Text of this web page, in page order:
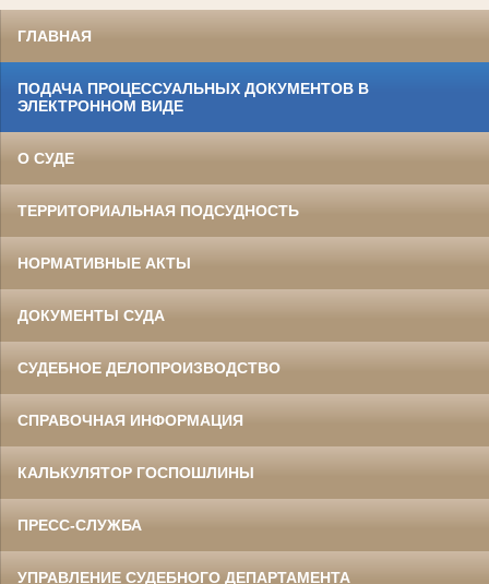
ГЛАВНАЯ
ПОДАЧА ПРОЦЕССУАЛЬНЫХ ДОКУМЕНТОВ В
ЭЛЕКТРОННОМ ВИДЕ
О СУДЕ
ТЕРРИТОРИАЛЬНАЯ ПОДСУДНОСТЬ
НОРМАТИВНЫЕ АКТЫ
ДОКУМЕНТЫ СУДА
СУДЕБНОЕ ДЕЛОПРОИЗВОДСТВО
СПРАВОЧНАЯ ИНФОРМАЦИЯ
КАЛЬКУЛЯТОР ГОСПОШЛИНЫ
ПРЕСС-СЛУЖБА
УПРАВЛЕНИЕ СУДЕБНОГО ДЕПАРТАМЕНТА